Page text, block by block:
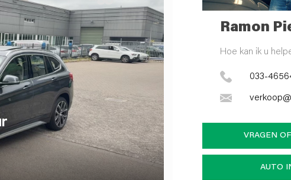
Ramon
Hoe kan ik u
033-
VRAGEN
AUTO